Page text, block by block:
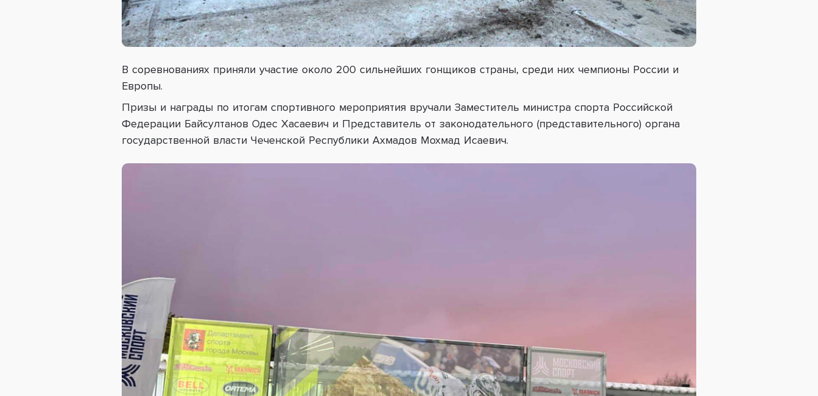
В соревнованиях приняли участие около 200 сильнейших гонщиков страны, среди них чемпионы России и
Европы.
Призы и награды по итогам спортивного мероприятия вручали Заместитель министра спорта Российской
Федерации Байсултанов Одес Хасаевич и Представитель от законодательного (представительного) органа
государственной власти Чеченской Республики Ахмадов Мохмад Исаевич.